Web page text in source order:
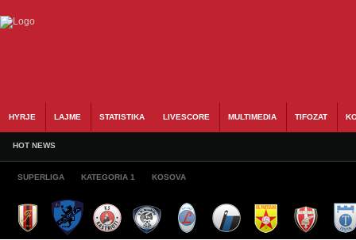
HYRJE LAJME STATISTIKA LIVESCORE MULTIMEDIA TIFOZAT
HOT NEWS
SUPERLIGA KATEGORIA 1 KOSOVA